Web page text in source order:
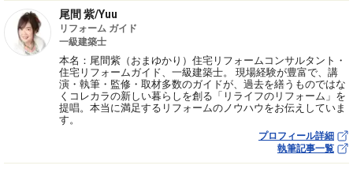
尾間 紫/Yuu
リフォーム ガイド
一級建築士
本名：尾間紫（おまゆかり）住宅リフォームコンサルタント・
住宅リフォームガイド、一級建築士。 現場経験が豊富で、講
演・執筆・監修・取材多数のガイドが、過去を繕うものではな
くコレカラの新しい暮らしを創る「リライフのリフォーム」を
提唱。本当に満足するリフォームのノウハウをお伝えしていま
す。
プロフィール詳細
執筆記事一覧